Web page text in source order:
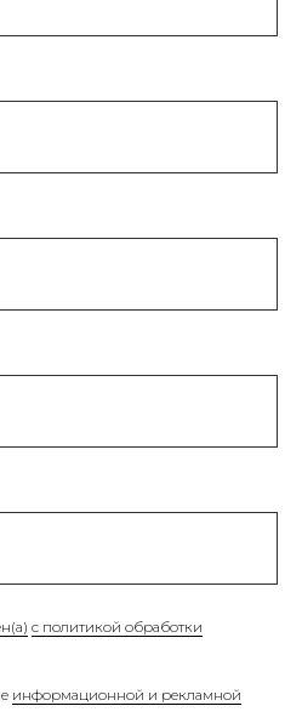
с политикой обработки
информационной и рекламной